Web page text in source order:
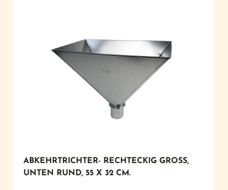
ABKEHRTRICHTER- RECHTECKIG GROSS, U
NTEN RUND, 55 X 32 CM.